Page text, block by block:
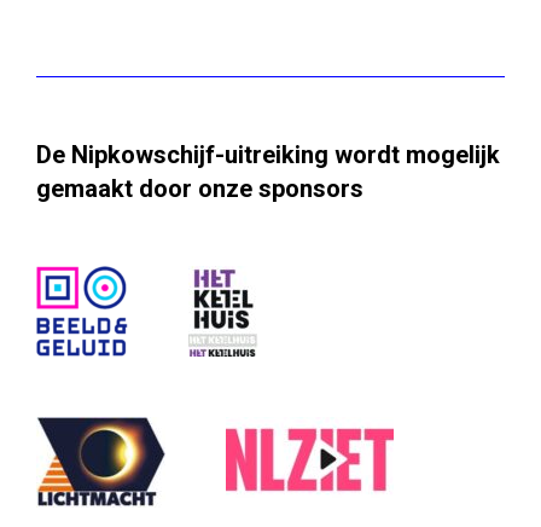
De Nipkowschijf-uitreiking wordt mogelijk
gemaakt door onze sponsors